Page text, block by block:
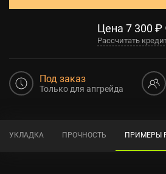
Цена 7 300 ₽
Рассчитать
Под заказ
Только для апгрейда
УКЛАДКА ПРОЧНОСТЬ ПРИМЕРЫ